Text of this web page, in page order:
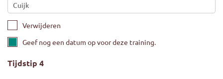
Verwijderen
Geef nog een datum op voor deze training.
Tijdstip 4